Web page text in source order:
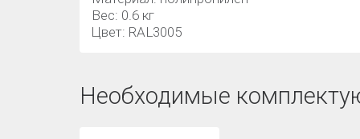
Вес: 0.6 кг
Цвет: RAL3005
Необходимые